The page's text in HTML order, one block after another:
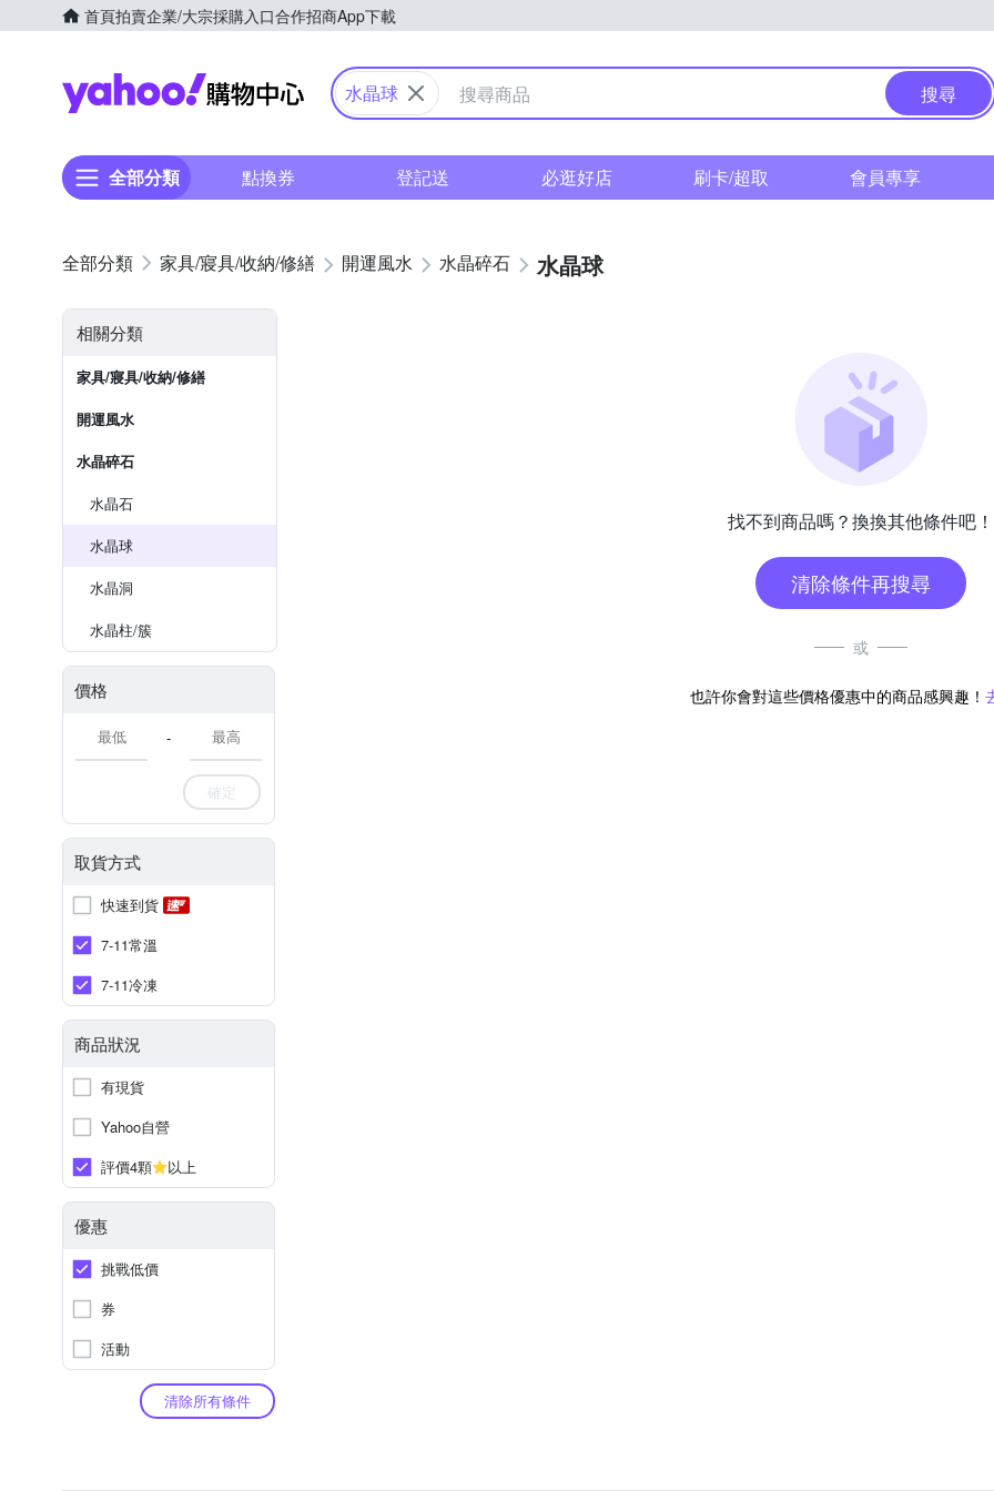
首頁拍賣企業/大宗採購入口合作招商App下載
Yahoo購物中心
水晶球 搜尋
全部分類 點換券 登記送 必逛好店 刷卡/超取 會員專享
家具/寢具/收納/修繕 開運風水 水晶碎石 水晶球
相關分類
家具/寢具/收納/修繕
開運風水
水晶碎石
水晶石
水晶球
水晶洞
水晶柱/簇
價格
-
確定
取貨方式
快速到貨
7-11常溫
7-11冷凍
商品狀況
有現貨
Yahoo自營
評價4顆
以上
優惠
挑戰低價
券
活動
清除所有條件
找不到商品嗎？換換其他條件吧！
清除條件再搜尋
或
也許你會對這些價格優惠中的商品感興趣！